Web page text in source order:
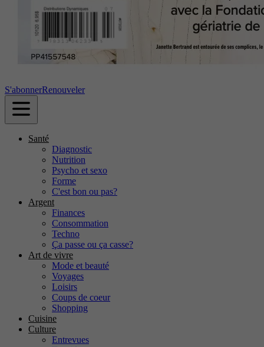
S'abonnerRenouveler
Santé
Diagnostic
Nutrition
Psycho et sexo
Forme
C'est bon ou pas?
Argent
Finances
Consommation
Techno
Ça passe ou ça casse?
Art de vivre
Mode et beauté
Voyages
Loisirs
Coups de coeur
Shopping
Cuisine
Culture
Entrevues